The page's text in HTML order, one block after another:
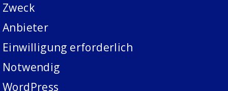
Zweck
Anbieter
Einwilligung erforderlich
Notwendig
WordPress